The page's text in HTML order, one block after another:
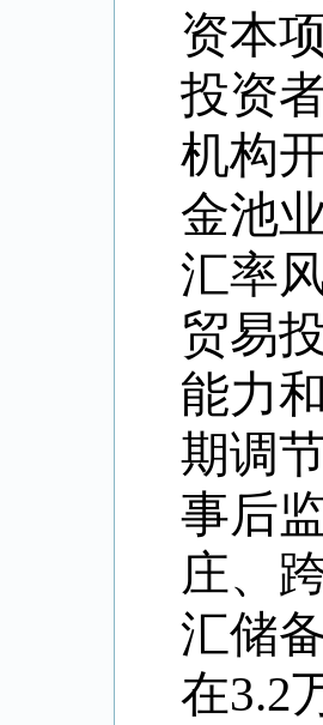
资本
投资
机构
金池
汇率
贸易
能力
期调
事后
庄、
汇储
在3.2